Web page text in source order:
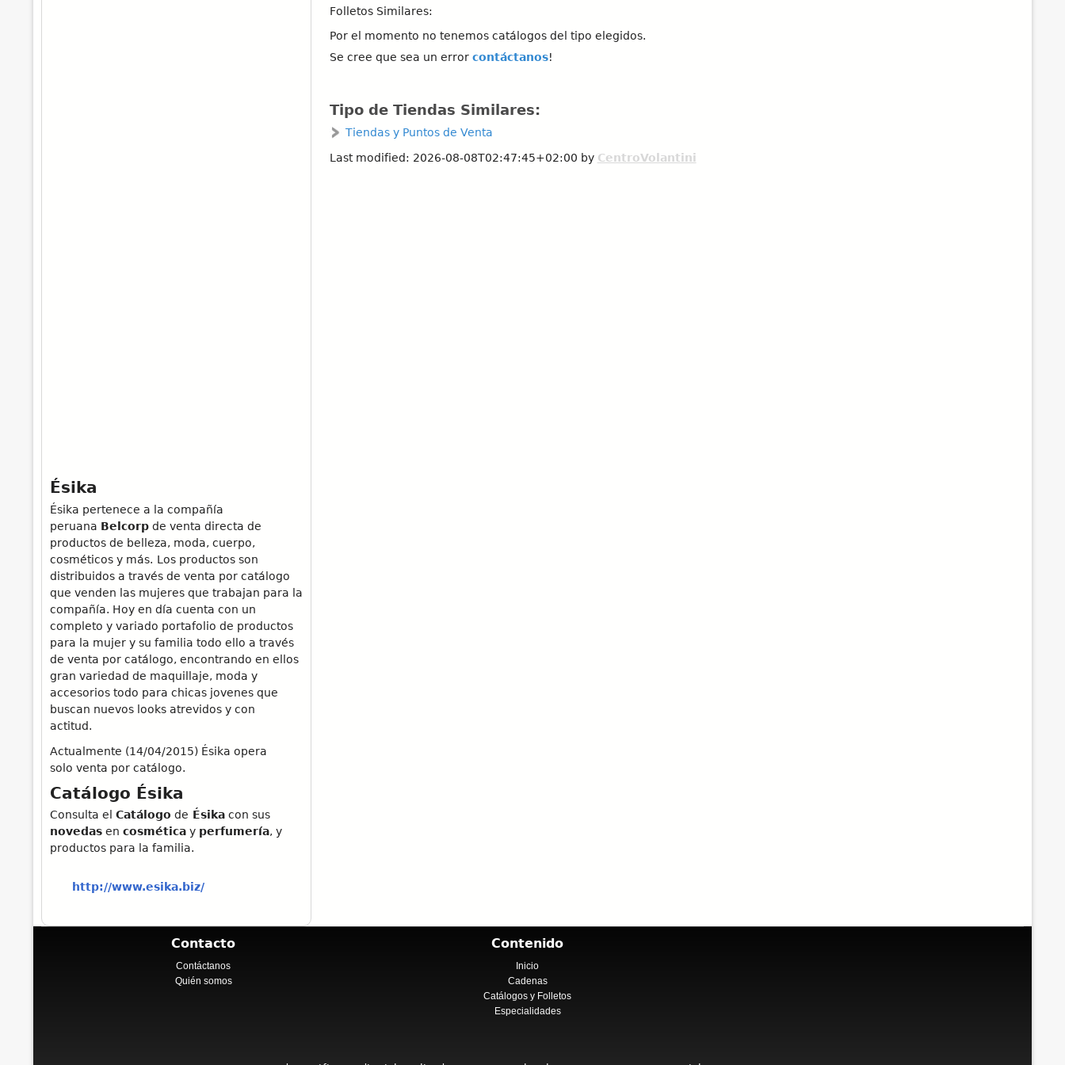
Folletos Similares:
Por el momento no tenemos catálogos del tipo elegidos.
Se cree que sea un error contáctanos!
Tipo de Tiendas Similares:
Tiendas y Puntos de Venta
Last modified: 2026-08-08T02:47:45+02:00 by CentroVolantini
Ésika
Ésika pertenece a la compañía
peruana Belcorp de venta directa de
productos de belleza, moda, cuerpo,
cosméticos y más. Los productos son
distribuidos a través de venta por catálogo
que venden las mujeres que trabajan para la
compañía. Hoy en día cuenta con un
completo y variado portafolio de productos
para la mujer y su familia todo ello a través
de venta por catálogo, encontrando en ellos
gran variedad de maquillaje, moda y
accesorios todo para chicas jovenes que
buscan nuevos looks atrevidos y con
actitud.
Actualmente (14/04/2015) Ésika opera
solo venta por catálogo.
Catálogo Ésika
Consulta el Catálogo de Ésika con sus
novedas en cosmética y perfumería, y
productos para la familia.
http://www.esika.biz/
Contacto
Contáctanos
Quién somos
Contenido
Inicio
Cadenas
Catálogos y Folletos
Especialidades